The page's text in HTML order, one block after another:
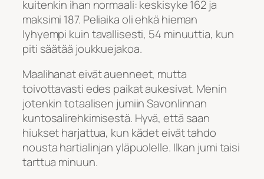
kuitenkin ihan normaali: keskisyke 162 ja
maksimi 187. Peliaika oli ehkä hieman
lyhyempi kuin tavallisesti, 54 minuuttia, kun
piti säätää joukkuejakoa.
Maalihanat eivät auenneet, mutta
toivottavasti edes paikat aukesivat. Menin
jotenkin totaalisen jumiin Savonlinnan
kuntosalirehkimisestä. Hyvä, että saan
hiukset harjattua, kun kädet eivät tahdo
nousta hartialinjan yläpuolelle. Ilkan jumi taisi
tarttua minuun.